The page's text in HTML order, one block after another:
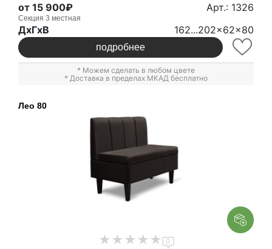
от 15 900₽ Арт.: 1326
Секция 3 местная
ДxГxВ 162...202x62x80
подробнее
* Можем сделать в любом цвете
* Доставка в пределах МКАД бесплатно
Лео 80
0